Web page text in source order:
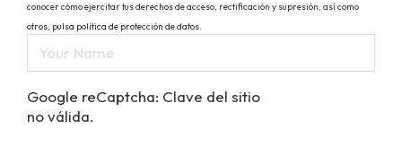
conocer cómo ejercitar tus derechos de acceso, rectificación y supresión, así como
otros, pulsa política de protección de datos.
Google reCaptcha: Clave del sitio
no válida.